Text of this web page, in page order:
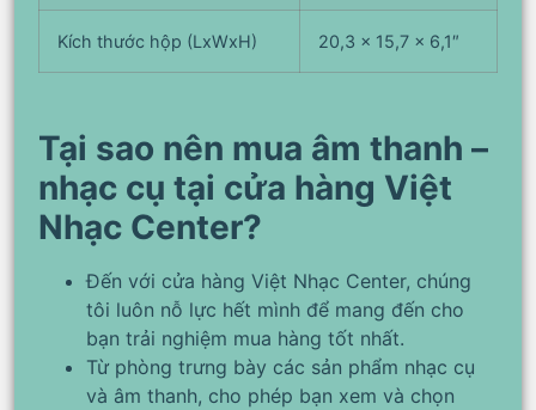
Kích thước hộp (LxWxH) 20,3 x 15,7 x 6,1″
Tại sao nên mua âm thanh –
nhạc cụ tại cửa hàng Việt
Nhạc Center?
Đến với cửa hàng Việt Nhạc Center, chúng
tôi luôn nỗ lực hết mình để mang đến cho
bạn trải nghiệm mua hàng tốt nhất.
Từ phòng trưng bày các sản phẩm nhạc cụ
và âm thanh, cho phép bạn xem và chọn